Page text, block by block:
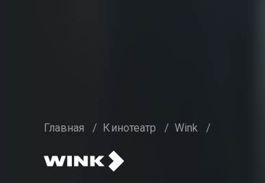
Главная / Кинотеатр / Wink /